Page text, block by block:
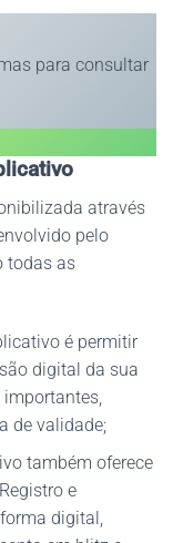
para consultar
através
pelo
todas as
é permitir
digital da sua
importantes,
de validade;
também oferece
e
digital,